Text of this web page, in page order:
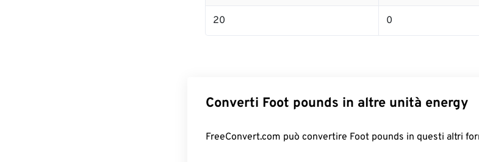
20 0
Converti Foot pounds in altre unità energy
FreeConvert.com può convertire Foot pounds in questi altri